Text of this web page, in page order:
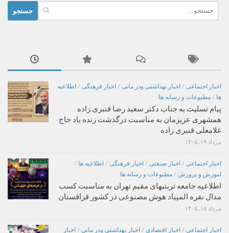
برای:
اخبار اجتماعی / اخبار بهداشتی ودر مانی / اخبار فرهنگی / اطلاعیه
ها / مطبوعات و رسانه ها
پیام تسلیت به جناب دکتر سعید رضا قنبری زاده
همشهری عزیزمان به مناسبت درگذشت زنده یاد حاج
غلامعلی قنبری زاده
مرداد ۱۹, ۱۴۰۵
اخبار اجتماعی / اخبار صنعتی / اخبار فرهنگی / اطلاعیه ها /
اموزش و پرورش / مطبوعات و رسانه ها
اطلاعیه جامعه تربتیهای مقیم تهران به مناسبت کسب
مدال نقره المپیاد هوش مصنوعی در کشور قزاقستان
مرداد ۱۸, ۱۴۰۵
اخبار اجتماعی / اخبار اقتصادی / اخبار بهداشتی ودر مانی / اخبار